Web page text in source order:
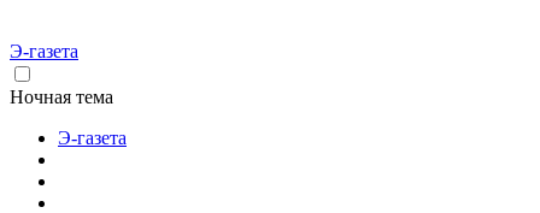
Э-газета
Ночная тема
Э-газета